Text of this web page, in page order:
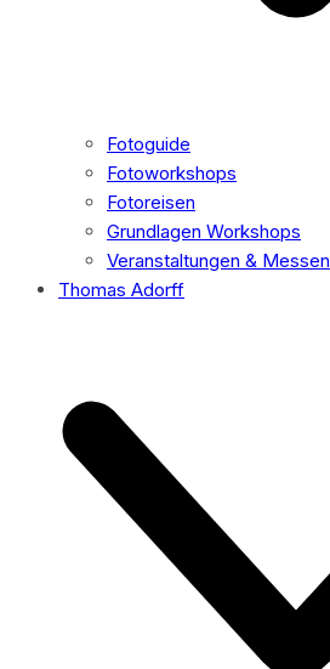
Fotoguide
Fotoworkshops
Fotoreisen
Grundlagen Workshops
Veranstaltungen & Messen
Thomas Adorff